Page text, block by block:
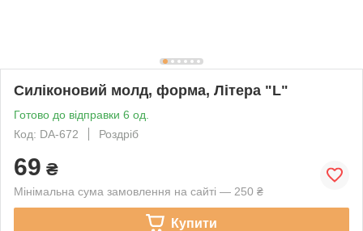
Силіконовий молд, форма, Літера "L"
Готово до відправки 6 од.
Код: DA-672
Роздріб
69 ₴
Мінімальна сума замовлення на сайті — 250 ₴
Купити